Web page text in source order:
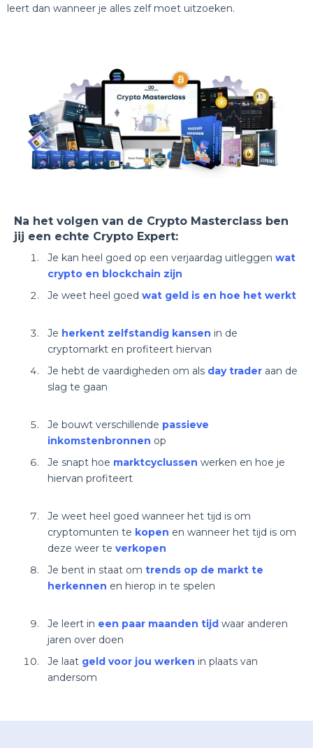
leert dan wanneer je alles zelf moet uitzoeken.
Na het volgen van de Crypto Masterclass ben
jij een echte Crypto Expert:
Je kan heel goed op een verjaardag uitleggen wat
crypto en blockchain zijn
Je weet heel goed wat geld is en hoe het werkt
Je herkent zelfstandig kansen in de
cryptomarkt en profiteert hiervan
Je hebt de vaardigheden om als day trader aan de
slag te gaan
Je bouwt verschillende passieve
inkomstenbronnen op
Je snapt hoe marktcyclussen werken en hoe je
hiervan profiteert
Je weet heel goed wanneer het tijd is om
cryptomunten te kopen en wanneer het tijd is om
deze weer te verkopen
Je bent in staat om trends op de markt te
herkennen en hierop in te spelen
Je leert in een paar maanden tijd waar anderen
jaren over doen
Je laat geld voor jou werken in plaats van
andersom